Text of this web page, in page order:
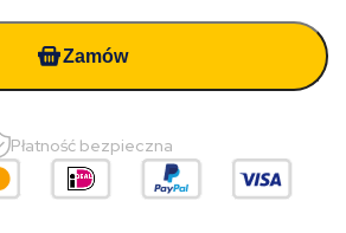
Zamów
Płatność bezpieczna